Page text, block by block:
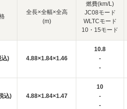
全長×全幅×全高
(m)
燃費(km/L)
JC08モード
WLTCモード
10・15モード
込) 4.88×1.84×1.46
10.8
-
-
込) 4.88×1.84×1.47
10
-
-